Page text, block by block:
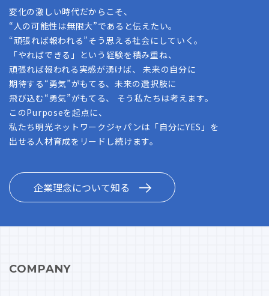
変化の激しい時代だからこそ、
“人の可能性は無限大”であると伝えたい。
“頑張れば報われる”そう思える社会にしていく。
「やればできる」という経験を積み重ね、
頑張れば報われる実感が湧けば、 未来の自分に
期待する“勇気”がもてる、未来の選択肢に
飛び込む“勇気”がもてる、 そう私たちは考えます。
このPurposeを起点に、
私たち明光ネットワークジャパンは「自分にYES」を
出せる人材育成をリードし続けます。
企業理念について知る
COMPANY